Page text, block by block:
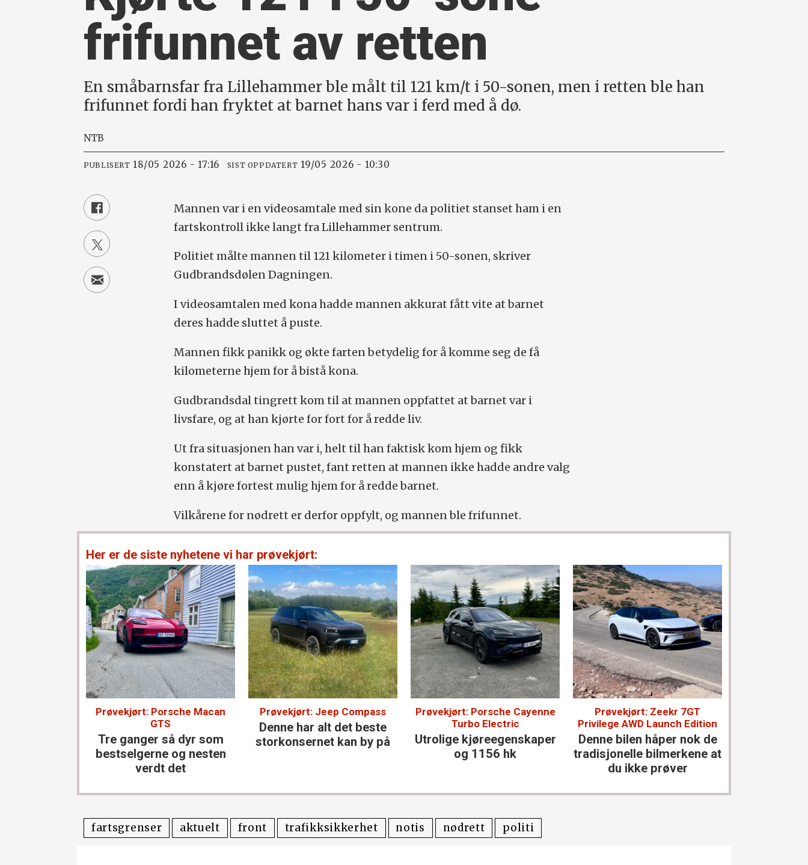
frifunnet av retten
En småbarnsfar fra Lillehammer ble målt til 121 km/t i 50-sonen, men i retten ble han
frifunnet fordi han fryktet at barnet hans var i ferd med å dø.
NTB
PUBLISERT 18/05 2026 - 17:16 SIST OPPDATERT 19/05 2026 - 10:30
Mannen var i en videosamtale med sin kone da politiet stanset ham i en
fartskontroll ikke langt fra Lillehammer sentrum.
Politiet målte mannen til 121 kilometer i timen i 50-sonen, skriver
Gudbrandsdølen Dagningen.
I videosamtalen med kona hadde mannen akkurat fått vite at barnet
deres hadde sluttet å puste.
Mannen fikk panikk og økte farten betydelig for å komme seg de få
kilometerne hjem for å bistå kona.
Gudbrandsdal tingrett kom til at mannen oppfattet at barnet var i
livsfare, og at han kjørte for fort for å redde liv.
Ut fra situasjonen han var i, helt til han faktisk kom hjem og fikk
konstatert at barnet pustet, fant retten at mannen ikke hadde andre valg
enn å kjøre fortest mulig hjem for å redde barnet.
Vilkårene for nødrett er derfor oppfylt, og mannen ble frifunnet.
Her er de siste nyhetene vi har prøvekjørt:
Prøvekjørt: Porsche Macan
GTS
Tre ganger så dyr som
bestselgerne og nesten
verdt det
Prøvekjørt: Jeep Compass
Denne har alt det beste
storkonsernet kan by på
Prøvekjørt: Porsche Cayenne
Turbo Electric
Utrolige kjøre­egenskaper
og 1156 hk
Prøvekjørt: Zeekr 7GT
Privilege AWD Launch Edition
Denne bilen håper nok de
tradisjonelle bilmerkene at
du ikke prøver
fartsgrenser aktuelt front trafikksikkerhet notis nødrett politi